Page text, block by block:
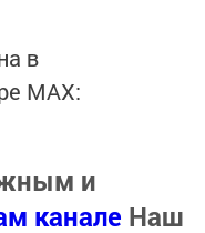
в
MАХ:
и
канале Наш